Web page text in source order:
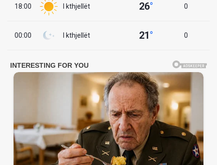
18:00 I kthjellët 26° 0
00:00 I kthjellët 21° 0